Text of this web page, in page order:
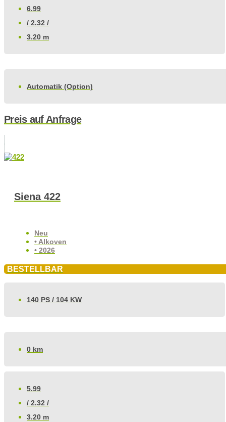
6.99
/ 2.32 /
3.20 m
Automatik (Option)
Preis auf Anfrage
Siena 422
Neu
• Alkoven
• 2026
BESTELLBAR
140 PS / 104 KW
0 km
5.99
/ 2.32 /
3.20 m